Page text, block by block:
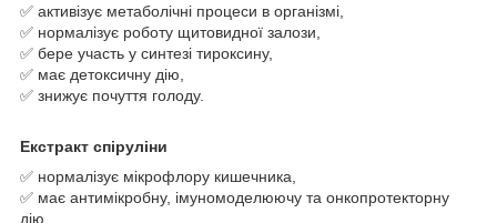
✅ активізує метаболічні процеси в організмі,
✅ нормалізує роботу щитовидної залози,
✅ бере участь у синтезі тироксину,
✅ має детоксичну дію,
✅ знижує почуття голоду.
Екстракт спіруліни
✅ нормалізує мікрофлору кишечника,
✅ має антимікробну, імуномоделюючу та онкопротекторну
дію,